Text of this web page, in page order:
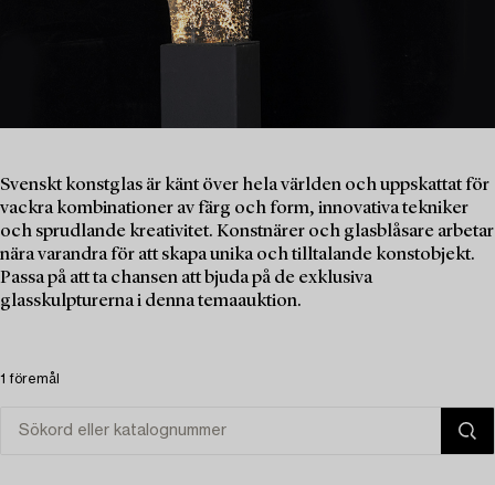
Svenskt konstglas är känt över hela världen och uppskattat för
vackra kombinationer av färg och form, innovativa tekniker
och sprudlande kreativitet. Konstnärer och glasblåsare arbetar
nära varandra för att skapa unika och tilltalande konstobjekt.
Passa på att ta chansen att bjuda på de exklusiva
glasskulpturerna i denna temaauktion.
1 föremål